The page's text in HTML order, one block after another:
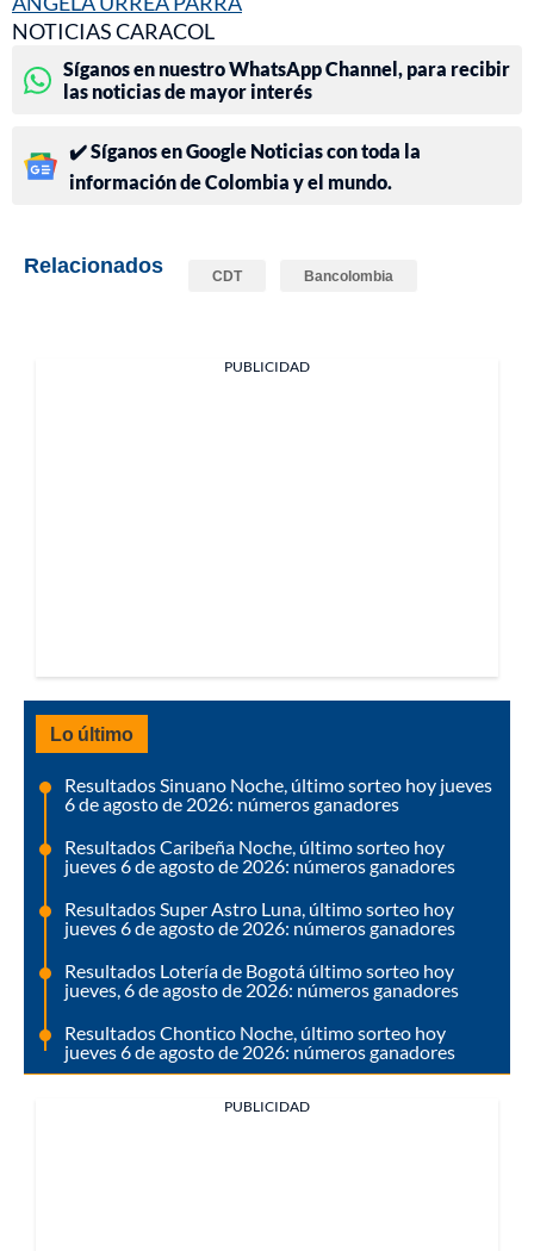
NOTICIAS CARACOL
Síganos en nuestro WhatsApp Channel, para recibir
las noticias de mayor interés
✔️ Síganos en Google Noticias con toda la
información de Colombia y el mundo.
Relacionados CDT Bancolombia
PUBLICIDAD
Lo último
Resultados Sinuano Noche, último sorteo hoy jueves
6 de agosto de 2026: números ganadores
Resultados Caribeña Noche, último sorteo hoy
jueves 6 de agosto de 2026: números ganadores
Resultados Super Astro Luna, último sorteo hoy
jueves 6 de agosto de 2026: números ganadores
Resultados Lotería de Bogotá último sorteo hoy
jueves, 6 de agosto de 2026: números ganadores
Resultados Chontico Noche, último sorteo hoy
jueves 6 de agosto de 2026: números ganadores
PUBLICIDAD